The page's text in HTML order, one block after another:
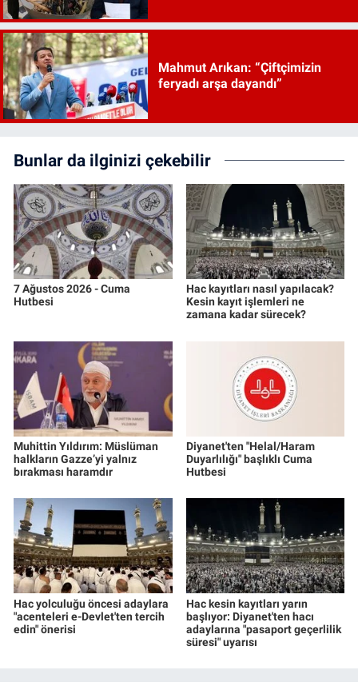
Mahmut Arıkan: “Çiftçimizin
feryadı arşa dayandı”
Bunlar da ilginizi çekebilir
7 Ağustos 2026 - Cuma
Hutbesi
Hac kayıtları nasıl yapılacak?
Kesin kayıt işlemleri ne
zamana kadar sürecek?
Muhittin Yıldırım: Müslüman
halkların Gazze’yi yalnız
bırakması haramdır
Diyanet'ten "Helal/Haram
Duyarlılığı" başlıklı Cuma
Hutbesi
Hac yolculuğu öncesi adaylara
"acenteleri e-Devlet'ten tercih
edin" önerisi
Hac kesin kayıtları yarın
başlıyor: Diyanet'ten hacı
adaylarına "pasaport geçerlilik
süresi" uyarısı